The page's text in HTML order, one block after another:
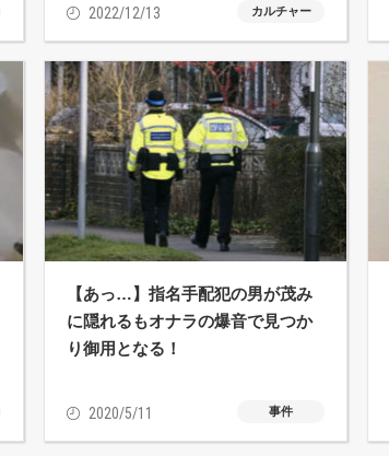
2022/12/13 カルチャー
【あっ…】指名手配犯の男が茂み
に隠れるもオナラの爆音で見つか
り御用となる！
2020/5/11 事件